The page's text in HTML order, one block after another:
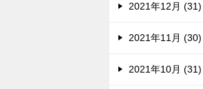
2021年12月 (31)
2021年11月 (30)
2021年10月 (31)